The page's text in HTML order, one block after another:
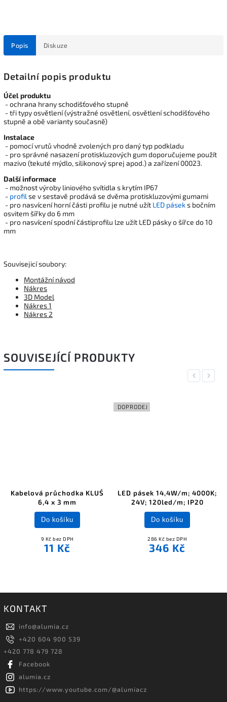
Popis Diskuze
Detailní popis produktu
Účel produktu
- ochrana hrany schodišťového stupně
- tři typy osvětlení (výstražné osvětlení, osvětlení schodišťového
stupně a obě varianty současně)
Instalace
- pomocí vrutů vhodně zvolených pro daný typ podkladu
- pro správné nasazení protiskluzových gum doporučujeme použít
mazivo (tekuté mýdlo, silikonový sprej apod.) a zařízení 00023.
Další informace
- možnost výroby liniového svítidla s krytím IP67
- profil se v sestavě prodává se dvěma protiskluzovými gumami
- pro nasvícení horní části profilu je nutné užít LED páseks bočním
osvitem šířky do 6 mm
- pro nasvícení spodní částiprofilu lze užít LED pásky o šířce do 10
mm
Souvisejicí soubory:
Montážní návod
Nákres
3D Model
Nákres 1
Nákres 2
SOUVISEJÍCÍ PRODUKTY
Previous
Kabelová průchodka KLUŚ
6,4 x 3 mm
9 Kč bez DPH
11 Kč
Do košíku
DOPRODEJ
LED pásek 14,4W/m; 4000K;
24V; 120led/m; IP20
286 Kč bez DPH
346 Kč
Do košíku
Next
KONTAKT
info@alumia.cz
+420 604 900 539
+420 778 479 728
Facebook
alumia.cz
https://www.youtube.com/@alumiacz